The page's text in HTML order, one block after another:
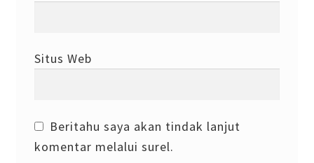
Situs Web
Beritahu saya akan tindak lanjut
komentar melalui surel.